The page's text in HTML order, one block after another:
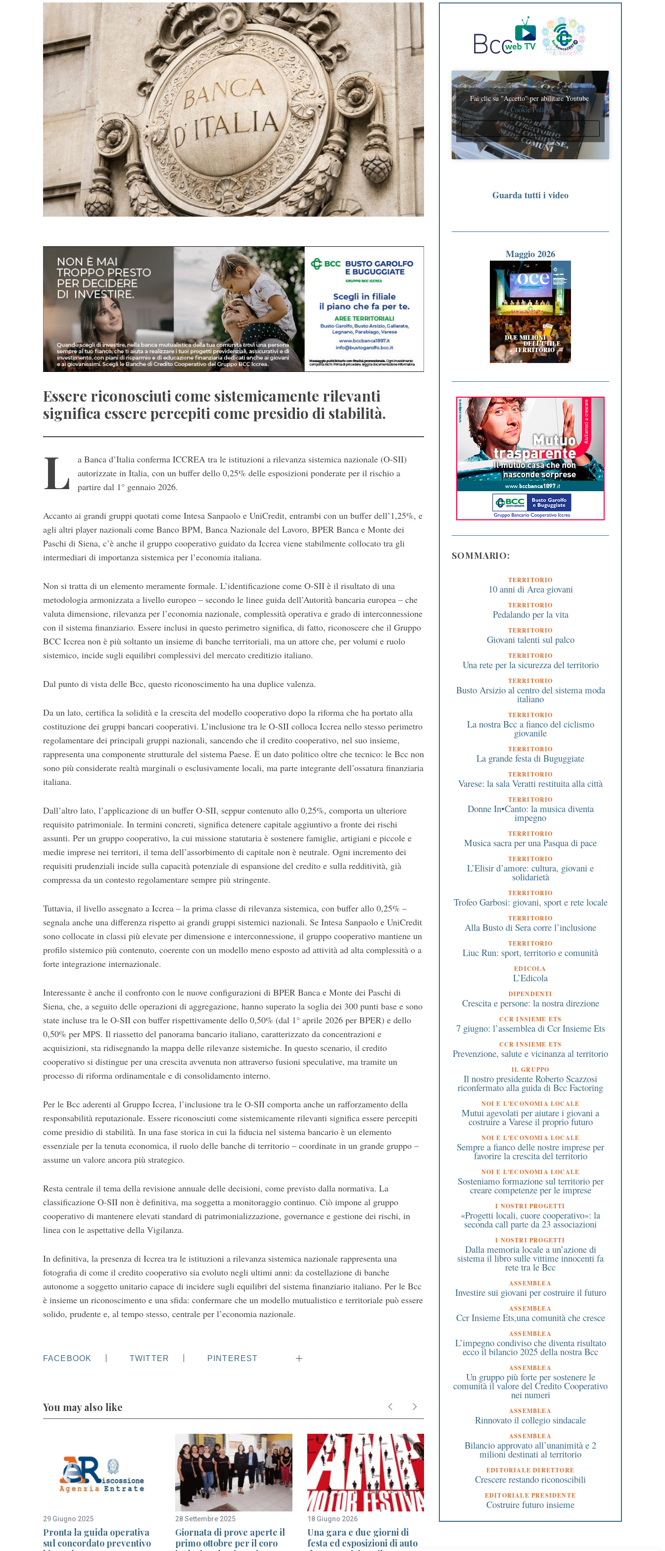
Essere riconosciuti come sistemicamente rilevanti
significa essere percepiti come presidio di stabilità.
L
a Banca d’Italia conferma ICCREA tra le istituzioni a rilevanza sistemica nazionale (O-SII)
autorizzate in Italia, con un buffer dello 0,25% delle esposizioni ponderate per il rischio a
partire dal 1° gennaio 2026.
Accanto ai grandi gruppi quotati come Intesa Sanpaolo e UniCredit, entrambi con un buffer dell’1,25%, e
agli altri player nazionali come Banco BPM, Banca Nazionale del Lavoro, BPER Banca e Monte dei
Paschi di Siena, c’è anche il gruppo cooperativo guidato da Iccrea viene stabilmente collocato tra gli
intermediari di importanza sistemica per l’economia italiana.
Non si tratta di un elemento meramente formale. L’identificazione come O-SII è il risultato di una
metodologia armonizzata a livello europeo – secondo le linee guida dell’Autorità bancaria europea – che
valuta dimensione, rilevanza per l’economia nazionale, complessità operativa e grado di interconnessione
con il sistema finanziario. Essere inclusi in questo perimetro significa, di fatto, riconoscere che il Gruppo
BCC Iccrea non è più soltanto un insieme di banche territoriali, ma un attore che, per volumi e ruolo
sistemico, incide sugli equilibri complessivi del mercato creditizio italiano.
Dal punto di vista delle Bcc, questo riconoscimento ha una duplice valenza.
Da un lato, certifica la solidità e la crescita del modello cooperativo dopo la riforma che ha portato alla
costituzione dei gruppi bancari cooperativi. L’inclusione tra le O-SII colloca Iccrea nello stesso perimetro
regolamentare dei principali gruppi nazionali, sancendo che il credito cooperativo, nel suo insieme,
rappresenta una componente strutturale del sistema Paese. È un dato politico oltre che tecnico: le Bcc non
sono più considerate realtà marginali o esclusivamente locali, ma parte integrante dell’ossatura finanziaria
italiana.
Dall’altro lato, l’applicazione di un buffer O-SII, seppur contenuto allo 0,25%, comporta un ulteriore
requisito patrimoniale. In termini concreti, significa detenere capitale aggiuntivo a fronte dei rischi
assunti. Per un gruppo cooperativo, la cui missione statutaria è sostenere famiglie, artigiani e piccole e
medie imprese nei territori, il tema dell’assorbimento di capitale non è neutrale. Ogni incremento dei
requisiti prudenziali incide sulla capacità potenziale di espansione del credito e sulla redditività, già
compressa da un contesto regolamentare sempre più stringente.
Tuttavia, il livello assegnato a Iccrea – la prima classe di rilevanza sistemica, con buffer allo 0,25% –
segnala anche una differenza rispetto ai grandi gruppi sistemici nazionali. Se Intesa Sanpaolo e UniCredit
sono collocate in classi più elevate per dimensione e interconnessione, il gruppo cooperativo mantiene un
profilo sistemico più contenuto, coerente con un modello meno esposto ad attività ad alta complessità o a
forte integrazione internazionale.
Interessante è anche il confronto con le nuove configurazioni di BPER Banca e Monte dei Paschi di
Siena, che, a seguito delle operazioni di aggregazione, hanno superato la soglia dei 300 punti base e sono
state incluse tra le O-SII con buffer rispettivamente dello 0,50% (dal 1° aprile 2026 per BPER) e dello
0,50% per MPS. Il riassetto del panorama bancario italiano, caratterizzato da concentrazioni e
acquisizioni, sta ridisegnando la mappa delle rilevanze sistemiche. In questo scenario, il credito
cooperativo si distingue per una crescita avvenuta non attraverso fusioni speculative, ma tramite un
processo di riforma ordinamentale e di consolidamento interno.
Per le Bcc aderenti al Gruppo Iccrea, l’inclusione tra le O-SII comporta anche un rafforzamento della
responsabilità reputazionale. Essere riconosciuti come sistemicamente rilevanti significa essere percepiti
come presidio di stabilità. In una fase storica in cui la fiducia nel sistema bancario è un elemento
essenziale per la tenuta economica, il ruolo delle banche di territorio – coordinate in un grande gruppo –
assume un valore ancora più strategico.
Resta centrale il tema della revisione annuale delle decisioni, come previsto dalla normativa. La
classificazione O-SII non è definitiva, ma soggetta a monitoraggio continuo. Ciò impone al gruppo
cooperativo di mantenere elevati standard di patrimonializzazione, governance e gestione dei rischi, in
linea con le aspettative della Vigilanza.
In definitiva, la presenza di Iccrea tra le istituzioni a rilevanza sistemica nazionale rappresenta una
fotografia di come il credito cooperativo sia evoluto negli ultimi anni: da costellazione di banche
autonome a soggetto unitario capace di incidere sugli equilibri del sistema finanziario italiano. Per le Bcc
è insieme un riconoscimento e una sfida: confermare che un modello mutualistico e territoriale può essere
solido, prudente e, al tempo stesso, centrale per l’economia nazionale.
FACEBOOK TWITTER PINTEREST
You may also like
29 Giugno 2025
Pronta la guida operativa
sul concordato preventivo
28 Settembre 2025
Giornata di prove aperte il
primo ottobre per il coro
18 Giugno 2026
Una gara e due giorni di
festa ed esposizioni di auto
Fai clic su "Accetto" per abilitare Youtube
Cookie Policy
ACCETTO
Guarda tutti i video
Maggio 2026
SOMMARIO:
TERRITORIO
10 anni di Area giovani
TERRITORIO
Pedalando per la vita
TERRITORIO
Giovani talenti sul palco
TERRITORIO
Una rete per la sicurezza del territorio
TERRITORIO
Busto Arsizio al centro del sistema moda
italiano
TERRITORIO
La nostra Bcc a fianco del ciclismo
giovanile
TERRITORIO
La grande festa di Buguggiate
TERRITORIO
Varese: la sala Veratti restituita alla città
TERRITORIO
Donne In•Canto: la musica diventa
impegno
TERRITORIO
Musica sacra per una Pasqua di pace
TERRITORIO
L’Elisir d’amore: cultura, giovani e
solidarietà
TERRITORIO
Trofeo Garbosi: giovani, sport e rete locale
TERRITORIO
Alla Busto di Sera corre l’inclusione
TERRITORIO
Liuc Run: sport, territorio e comunità
EDICOLA
L’Edicola
DIPENDENTI
Crescita e persone: la nostra direzione
CCR INSIEME ETS
7 giugno: l’assemblea di Ccr Insieme Ets
CCR INSIEME ETS
Prevenzione, salute e vicinanza al territorio
IL GRUPPO
Il nostro presidente Roberto Scazzosi
riconfermato alla guida di Bcc Factoring
NOI E L'ECONOMIA LOCALE
Mutui agevolati per aiutare i giovani a
costruire a Varese il proprio futuro
NOI E L'ECONOMIA LOCALE
Sempre a fianco delle nostre imprese per
favorire la crescita del territorio
NOI E L'ECONOMIA LOCALE
Sosteniamo formazione sul territorio per
creare competenze per le imprese
I NOSTRI PROGETTI
«Progetti locali, cuore cooperativo»: la
seconda call parte da 23 associazioni
I NOSTRI PROGETTI
Dalla memoria locale a un’azione di
sistema il libro sulle vittime innocenti fa
rete tra le Bcc
ASSEMBLEA
Investire sui giovani per costruire il futuro
ASSEMBLEA
Ccr Insieme Ets,una comunità che cresce
ASSEMBLEA
L’impegno condiviso che diventa risultato
ecco il bilancio 2025 della nostra Bcc
ASSEMBLEA
Un gruppo più forte per sostenere le
comunità il valore del Credito Cooperativo
nei numeri
ASSEMBLEA
Rinnovato il collegio sindacale
ASSEMBLEA
Bilancio approvato all’unanimità e 2
milioni destinati al territorio
EDITORIALE DIRETTORE
Crescere restando riconoscibili
EDITORIALE PRESIDENTE
Costruire futuro insieme
e
a
r
f
r